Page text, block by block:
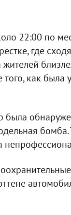
22:00 по
где
как была
была